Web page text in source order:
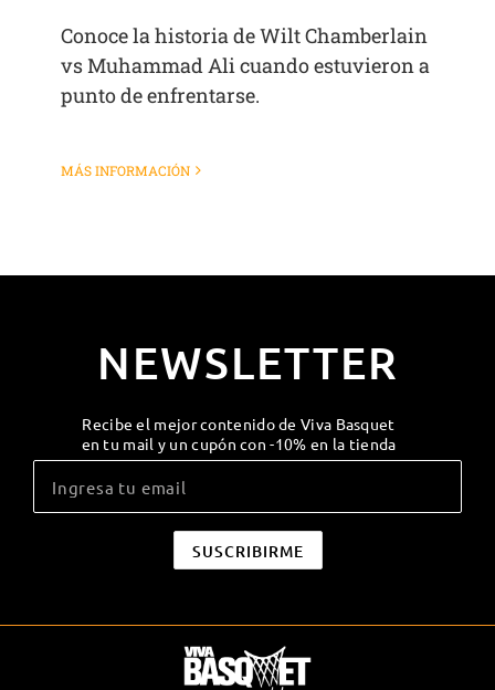
Conoce la historia de Wilt Chamberlain
vs Muhammad Ali cuando estuvieron a
punto de enfrentarse.
MÁS INFORMACIÓN
NEWSLETTER
Recibe el mejor contenido de Viva Basquet
en tu mail y un cupón con -10% en la tienda